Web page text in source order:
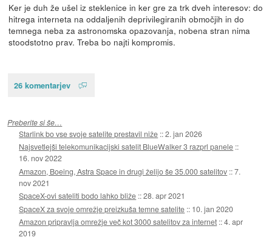
Ker je duh že ušel iz steklenice in ker gre za trk dveh interesov: do
hitrega interneta na oddaljenih deprivilegiranih območjih in do
temnega neba za astronomska opazovanja, nobena stran nima
stoodstotno prav. Treba bo najti kompromis.
26 komentarjev
Preberite si še…
Starlink bo vse svoje satelite prestavil niže ::2. jan 2026
Najsvetlejši telekomunikacijski satelit BlueWalker 3 razprl panele ::
16. nov 2022
Amazon, Boeing, Astra Space in drugi želijo še 35.000 satelitov ::7.
nov 2021
SpaceX-ovi sateliti bodo lahko bliže ::28. apr 2021
SpaceX za svoje omrežje preizkuša temne satelite :: 10. jan 2020
Amazon pripravlja omrežje več kot 3000 satelitov za internet ::4. apr
2019